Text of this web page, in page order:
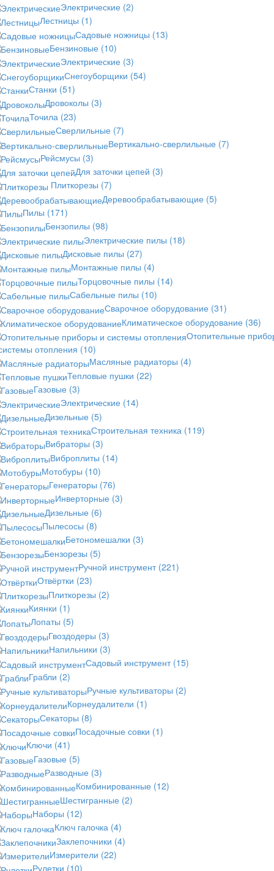
Электрические (2)
Лестницы (1)
Садовые ножницы (13)
Бензиновые (10)
Электрические (3)
Снегоуборщики (54)
Станки (51)
Дровоколы (3)
Точила (23)
Сверлильные (7)
Вертикально-сверлильные (7)
Рейсмусы (3)
Для заточки цепей (3)
Плиткорезы (7)
Деревообрабатывающие (5)
Пилы (171)
Бензопилы (98)
Электрические пилы (18)
Дисковые пилы (27)
Монтажные пилы (4)
Торцовочные пилы (14)
Сабельные пилы (10)
Сварочное оборудование (31)
Климатическое оборудование (36)
Отопительные
отопления (10)
Масляные радиаторы (4)
Тепловые пушки (22)
Газовые (3)
Электрические (14)
Дизельные (5)
Строительная техника (119)
Вибраторы (3)
Виброплиты (14)
Мотобуры (10)
Генераторы (76)
Инверторные (3)
Дизельные (6)
Пылесосы (8)
Бетономешалки (3)
Бензорезы (5)
Ручной инструмент (221)
Отвёртки (23)
Плиткорезы (2)
Киянки (1)
Лопаты (5)
Гвоздодеры (3)
Напильники (3)
Садовый инструмент (15)
Грабли (2)
Ручные культиваторы (2)
Корнеудалители (1)
Секаторы (8)
Посадочные совки (1)
Ключи (41)
Газовые (5)
Разводные (3)
Комбинированные (12)
Шестигранные (2)
Наборы (12)
Ключ галочка (4)
Заклепочники (4)
Измерители (22)
Рулетки (10)